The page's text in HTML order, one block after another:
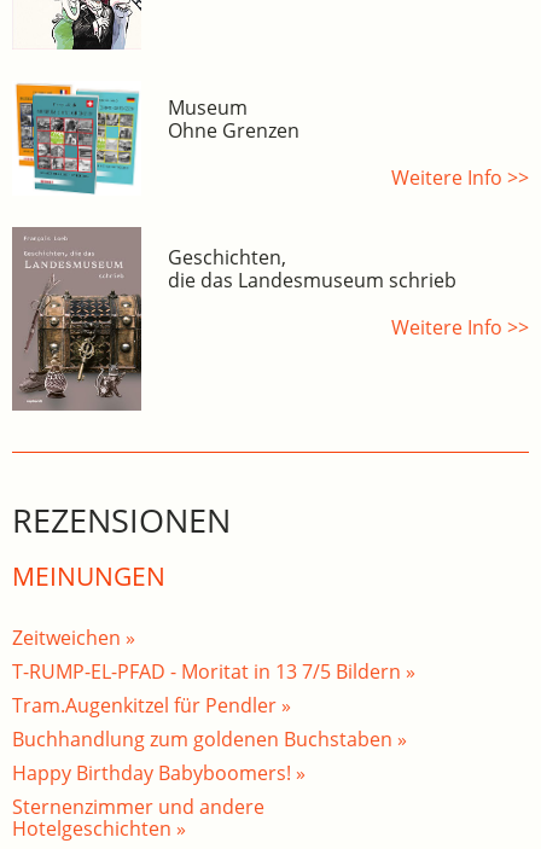
Museum
Ohne Grenzen
Weitere Info >>
Geschichten,
die das Landesmuseum schrieb
Weitere Info >>
REZENSIONEN
MEINUNGEN
Zeitweichen »
T-RUMP-EL-PFAD - Moritat in 13 7/5 Bildern »
Tram.Augenkitzel für Pendler »
Buchhandlung zum goldenen Buchstaben »
Happy Birthday Babyboomers! »
Sternenzimmer und andere
Hotelgeschichten »